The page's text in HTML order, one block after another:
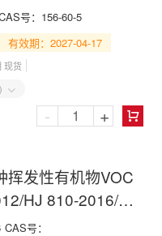
号： 156-60-5
有效期：2027-04-17
现货


- +
挥发性有机物VOC
HJ 810-2016/HJ
CAS号：